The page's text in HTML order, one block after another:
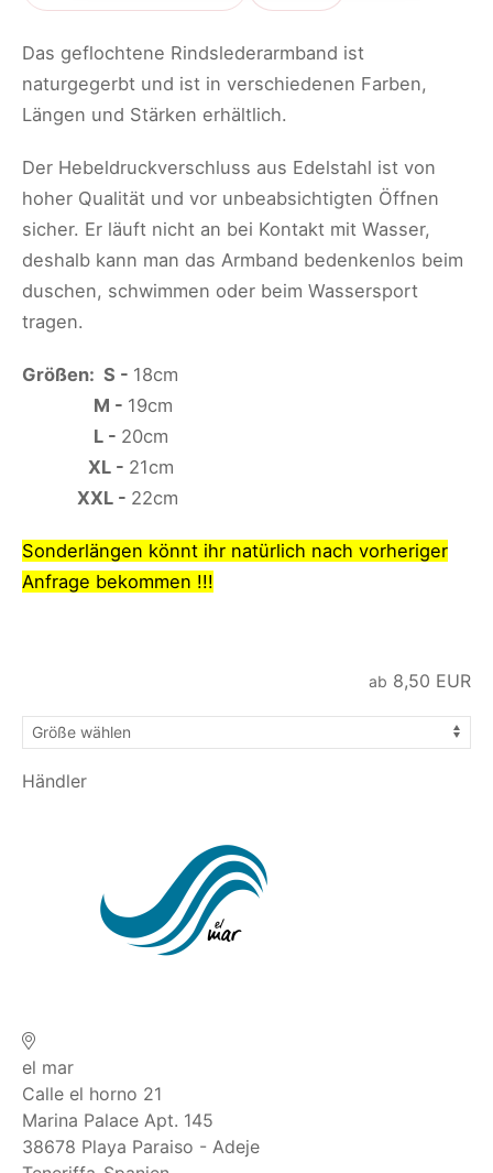
Das geflochtene Rindslederarmband ist
naturgegerbt und ist in verschiedenen Farben,
Längen und Stärken erhältlich.
Der Hebeldruckverschluss aus Edelstahl ist von
hoher Qualität und vor unbeabsichtigten Öffnen
sicher. Er läuft nicht an bei Kontakt mit Wasser,
deshalb kann man das Armband bedenkenlos beim
duschen, schwimmen oder beim Wassersport
tragen.
Größen: S - 18cm
M - 19cm
L - 20cm
XL - 21cm
XXL - 22cm
Sonderlängen könnt ihr natürlich nach vorheriger
Anfrage bekommen !!!
ab 8,50 EUR
Händler
el mar
Calle el horno 21
Marina Palace Apt. 145
38678 Playa Paraiso - Adeje